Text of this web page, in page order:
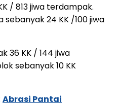
/ 813 jiwa terdampak.
24 KK /100 jiwa
36 KK / 144 jiwa
sebanyak 10 KK
Abrasi Pantai